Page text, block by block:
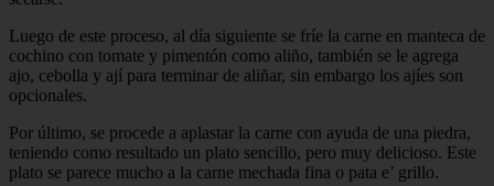
Luego de este proceso, al día siguiente se fríe la carne en manteca de
cochino con tomate y pimentón como aliño, también se le agrega
ajo, cebolla y ají para terminar de aliñar, sin embargo los ajíes son
opcionales.
Por último, se procede a aplastar la carne con ayuda de una piedra,
teniendo como resultado un plato sencillo, pero muy delicioso. Este
plato se parece mucho a la carne mechada fina o pata e’ grillo.